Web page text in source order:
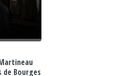
de Bourges